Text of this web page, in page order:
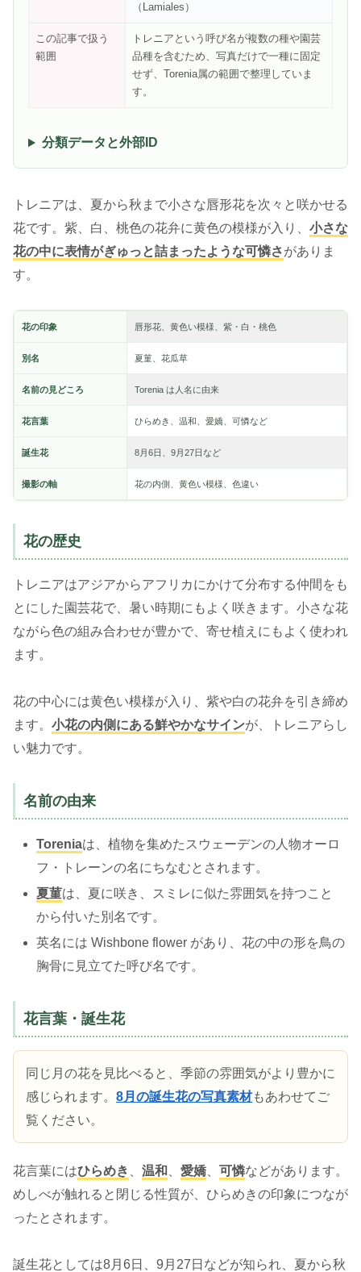
（Lamiales）
この記事で扱う
範囲
トレニアという呼び名が複数の種や園芸
品種を含むため、写真だけで一種に固定
せず、Torenia属の範囲で整理していま
す。
分類データと外部ID
トレニアは、夏から秋まで小さな唇形花を次々と咲かせる
花です。紫、白、桃色の花弁に黄色の模様が入り、 小さな
花の中に表情がぎゅっと詰まったような可憐さがありま
す。
花の印象 唇形花、黄色い模様、紫・白・桃色
別名 夏菫、花瓜草
名前の見どころ Torenia は人名に由来
花言葉 ひらめき、温和、愛嬌、可憐など
誕生花 8月6日、9月27日など
撮影の軸 花の内側、黄色い模様、色違い
花の歴史
トレニアはアジアからアフリカにかけて分布する仲間をも
とにした園芸花で、暑い時期にもよく咲きます。小さな花
ながら色の組み合わせが豊かで、寄せ植えにもよく使われ
ます。
花の中心には黄色い模様が入り、紫や白の花弁を引き締め
ます。 小花の内側にある鮮やかなサインが、トレニアらし
い魅力です。
名前の由来
Toreniaは、植物を集めたスウェーデンの人物オーロ
フ・トレーンの名にちなむとされます。
夏菫は、夏に咲き、スミレに似た雰囲気を持つこと
から付いた別名です。
英名には Wishbone flower があり、花の中の形を鳥の
胸骨に見立てた呼び名です。
花言葉・誕生花
同じ月の花を見比べると、季節の雰囲気がより豊かに
感じられます。 8月の誕生花の写真素材もあわせてご
覧ください。
花言葉にはひらめき 温和 愛嬌 可憐などがあります。
めしべが触れると閉じる性質が、ひらめきの印象につなが
ったとされます。
誕生花としては8月6日、9月27日などが知られ、夏から秋